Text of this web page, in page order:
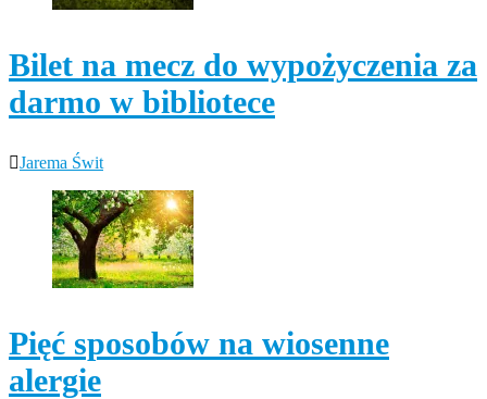
Bilet na mecz do wypożyczenia za
darmo w bibliotece
Jarema Świt
Pięć sposobów na wiosenne
alergie